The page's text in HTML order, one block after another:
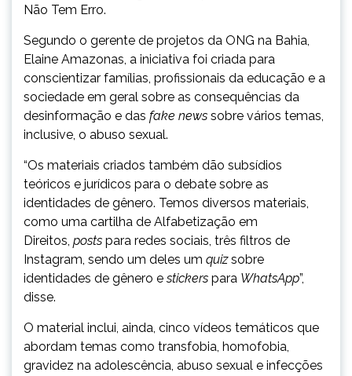
Não Tem Erro.
Segundo o gerente de projetos da ONG na Bahia,
Elaine Amazonas, a iniciativa foi criada para
conscientizar famílias, profissionais da educação e a
sociedade em geral sobre as consequências da
desinformação e das fake news sobre vários temas,
inclusive, o abuso sexual.
“Os materiais criados também dão subsídios
teóricos e jurídicos para o debate sobre as
identidades de gênero. Temos diversos materiais,
como uma cartilha de Alfabetização em
Direitos, posts para redes sociais, três filtros de
Instagram, sendo um deles um quizsobre
identidades de gênero estickers para WhatsApp”,
disse.
O material inclui, ainda, cinco vídeos temáticos que
abordam temas como transfobia, homofobia,
gravidez na adolescência, abuso sexual e infecções